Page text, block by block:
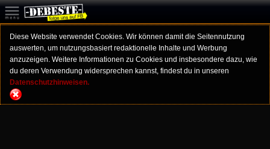
Diese Website verwendet Cookies. Wir können damit die Seitennutzung
auswerten, um nutzungsbasiert redaktionelle Inhalte und Werbung
anzuzeigen. Weitere Informationen zu Cookies und insbesondere dazu, wie
du deren Verwendung widersprechen kannst, findest du in unseren
Datenschutzhinweisen.